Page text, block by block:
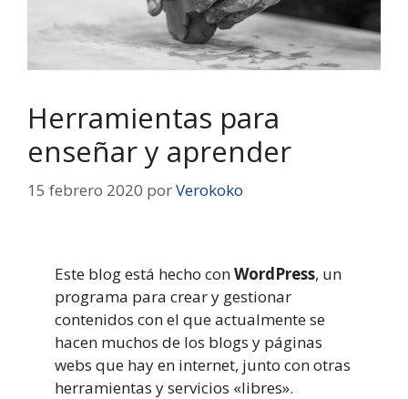
Herramientas para
enseñar y aprender
15 febrero 2020 porVerokoko
Este blog está hecho conWordPress, un
programa para crear y gestionar
contenidos con el que actualmente se
hacen muchos de los blogs y páginas
webs que hay en internet, junto con otras
herramientas y servicios «libres».